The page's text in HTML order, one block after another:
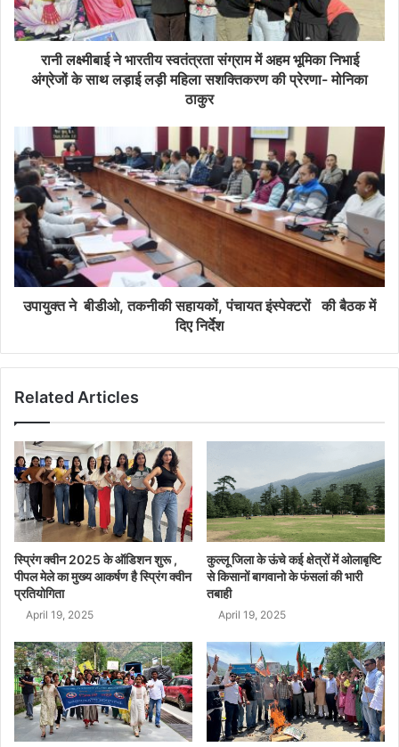
रानी लक्ष्मीबाई ने भारतीय स्वतंत्रता संग्राम में अहम भूमिका निभाई
अंग्रेजों के साथ लड़ाई लड़ी महिला सशक्तिकरण की प्रेरणा- मोनिका
ठाकुर
उपायुक्त ने बीडीओ, तकनीकी सहायकों, पंचायत इंस्पेक्टरों की बैठक में
दिए निर्देश
Related Articles
स्प्रिंग क्वीन 2025 के ऑडिशन शुरू ,
पीपल मेले का मुख्य आकर्षण है स्प्रिंग क्वीन
प्रतियोगिता
April 19, 2025
कुल्लू जिला के ऊंचे कई क्षेत्रों में ओलाबृष्टि
से किसानों बागवानो के फंसलां की भारी
तबाही
April 19, 2025